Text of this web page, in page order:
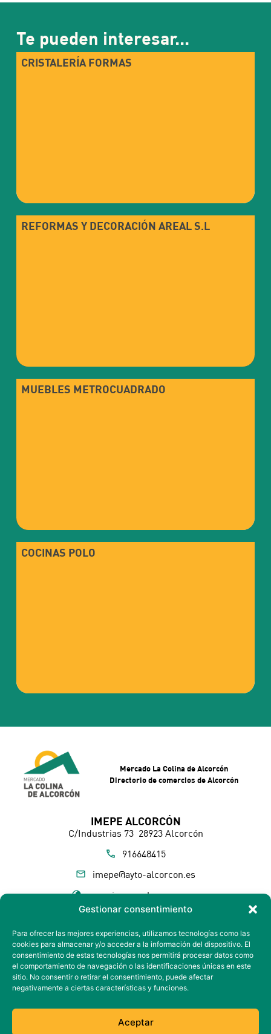
Gestionar consentimiento
Para ofrecer las mejores experiencias, utilizamos tecnologías como las
cookies para almacenar y/o acceder a la información del dispositivo. El
consentimiento de estas tecnologías nos permitirá procesar datos como
el comportamiento de navegación o las identificaciones únicas en este
sitio. No consentir o retirar el consentimiento, puede afectar
negativamente a ciertas características y funciones.
Aceptar
Te pueden interesar...
CRISTALERÍA FORMAS
REFORMAS Y DECORACIÓN AREAL S.L
MUEBLES METROCUADRADO
COCINAS POLO
Mercado La Colina de Alcorcón
Directorio de comercios de Alcorcón
IMEPE ALCORCÓN
C/Industrias 73 28923 Alcorcón
916648415
imepe@ayto-alcorcon.es
www.imepe-alcorcon.com
Suscríbete a nuestra NEWSLETTER
Próximamente
Síguenos en:
Política de privacidad
Política de cookies